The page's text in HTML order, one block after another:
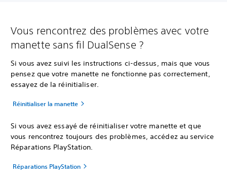
Vous rencontrez des problèmes avec votre
manette sans fil DualSense ?
Si vous avez suivi les instructions ci-dessus, mais que vous
pensez que votre manette ne fonctionne pas correctement,
essayez de la réinitialiser.
Réinitialiser la manette
Si vous avez essayé de réinitialiser votre manette et que
vous rencontrez toujours des problèmes, accédez au service
Réparations PlayStation.
Réparations PlayStation